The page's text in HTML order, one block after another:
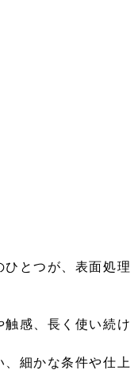
とつが、表面処理
感、長く使い続け
細かな条件や仕上